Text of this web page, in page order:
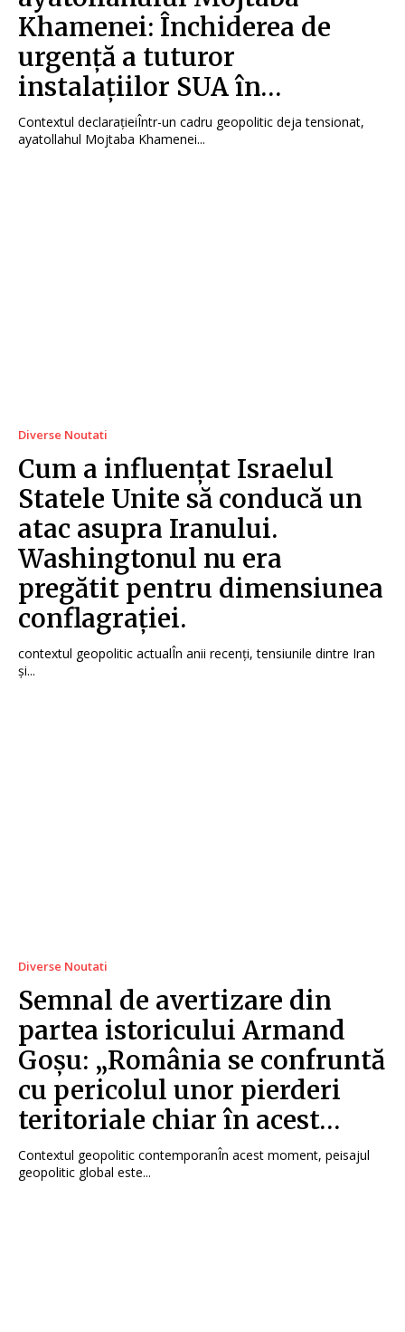
Khamenei: Închiderea de
urgență a tuturor
instalațiilor SUA în…
Contextul declarațieiÎntr-un cadru geopolitic deja tensionat,
ayatollahul Mojtaba Khamenei...
Diverse Noutati
Cum a influențat Israelul
Statele Unite să conducă un
atac asupra Iranului.
Washingtonul nu era
pregătit pentru dimensiunea
conflagrației.
contextul geopolitic actualÎn anii recenți, tensiunile dintre Iran
și...
Diverse Noutati
Semnal de avertizare din
partea istoricului Armand
Goșu: „România se confruntă
cu pericolul unor pierderi
teritoriale chiar în acest…
Contextul geopolitic contemporanÎn acest moment, peisajul
geopolitic global este...